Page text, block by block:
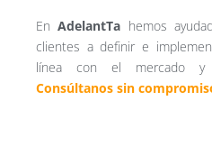
EnAdelantTa hemos
clientes a definir e
línea con el mercado y
Consúltanos sin